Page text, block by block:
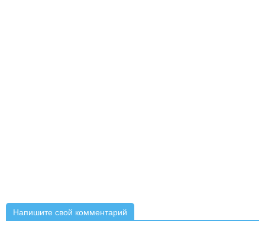
Напишите свой комментарий